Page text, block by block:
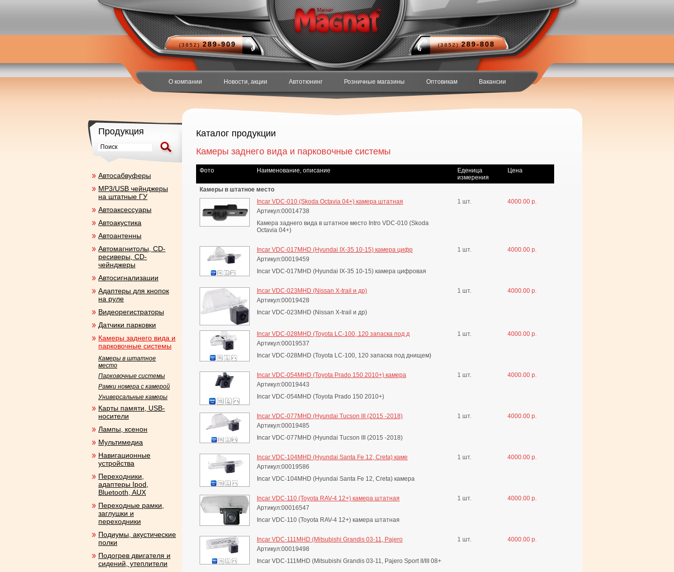
(3852)289-909 (3852)289-808
О компании Новости, акции Автотюнинг Розничные магазины Оптовикам Вакансии
Каталог продукции
Камеры заднего вида и парковочные системы
Фото Наименование, описание
Еденица
измерения
Цена
Камеры в штатное место
Incar VDC-010 (Skoda Octavia 04+) камера штатная
Артикул:00014738
Камера заднего вида в штатное место Intro VDC-010 (Skoda
Octavia 04+)
1 шт. 4000.00 р.
Incar VDC-017MHD (Hyundai IX-35 10-15) камера цифр
Артикул:00019459
Incar VDC-017MHD (Hyundai IX-35 10-15) камера цифровая
1 шт. 4000.00 р.
Incar VDC-023MHD (Nissan X-trail и др)
Артикул:00019428
Incar VDC-023MHD (Nissan X-trail и др)
1 шт. 4000.00 р.
Incar VDC-028MHD (Toyota LC-100, 120 запаска под д
Артикул:00019537
Incar VDC-028MHD (Toyota LC-100, 120 запаска под днищем)
1 шт. 4000.00 р.
Incar VDC-054MHD (Toyota Prado 150 2010+) камера
Артикул:00019443
Incar VDC-054MHD (Toyota Prado 150 2010+)
1 шт. 4000.00 р.
Incar VDC-077MHD (Hyundai Tucson III (2015 -2018)
Артикул:00019485
Incar VDC-077MHD (Hyundai Tucson III (2015 -2018)
1 шт. 4000.00 р.
Incar VDC-104MHD (Hyundai Santa Fe 12, Creta) каме
Артикул:00019586
Incar VDC-104MHD (Hyundai Santa Fe 12, Creta) камера
1 шт. 4000.00 р.
Incar VDC-110 (Toyota RAV-4 12+) камера штатная
Артикул:00016547
Incar VDC-110 (Toyota RAV-4 12+) камера штатная
1 шт. 4000.00 р.
Incar VDC-111MHD (Mitsubishi Grandis 03-11, Pajero
Артикул:00019498
Incar VDC-111MHD (Mitsubishi Grandis 03-11, Pajero Sport II/III 08+
1 шт. 4000.00 р.
Продукция
Aвтосабвуферы
MP3/USB чейнджеры
на штатные ГУ
Автоаксесcуары
Автоакустика
Автоантенны
Автомагнитолы, CD-
ресиверы, CD-
чейнджеры
Автосигнализации
Адаптеры для кнопок
на руле
Видеорегистраторы
Датчики парковки
Камеры заднего вида и
парковочные системы
Камеры в штатное
место
Парковочные системы
Рамки номера с камерой
Универсальные камеры
Карты памяти, USB-
носители
Лампы, ксенон
Мультимедиа
Навигационные
устройства
Переходники,
адаптеры Ipod,
Bluetooth, AUX
Переходные рамки,
заглушки и
переходники
Подиумы, акустические
полки
Подогрев двигателя и
сидений, утеплители